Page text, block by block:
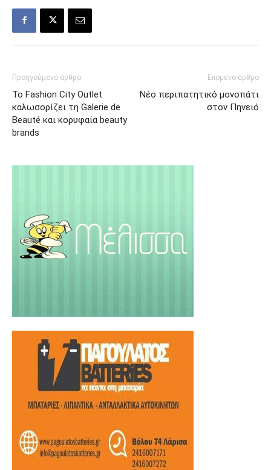
Προηγούμενο άρθρο
Το Fashion City Outlet
καλωσορίζει τη Galerie de
Beauté και κορυφαία beauty
brands
Επόμενο άρθρο
Νέο περιπατητικό μονοπάτι
στον Πηνειό